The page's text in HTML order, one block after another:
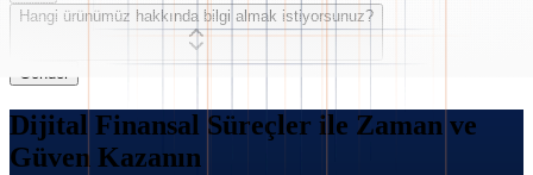
Hangi ürünümüz hakkında bilgi almak istiyorsunuz?
Gönder
Dijital Finansal Süreçler ile Zaman ve
Güven Kazanın